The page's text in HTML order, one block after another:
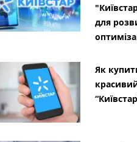
для
Як